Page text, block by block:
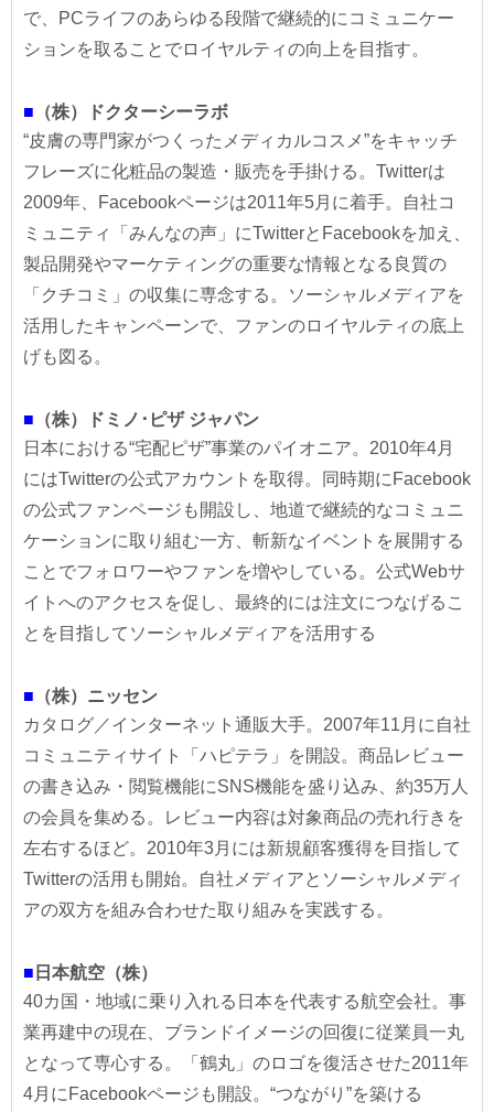
で、PCライフのあらゆる段階で継続的にコミュニケー
ションを取ることでロイヤルティの向上を目指す。
■ （株）ドクターシーラボ
“皮膚の専門家がつくったメディカルコスメ”をキャッチ
フレーズに化粧品の製造・販売を手掛ける。Twitterは
2009年、Facebookページは2011年5月に着手。自社コ
ミュニティ「みんなの声」にTwitterとFacebookを加え、
製品開発やマーケティングの重要な情報となる良質の
「クチコミ」の収集に専念する。ソーシャルメディアを
活用したキャンペーンで、ファンのロイヤルティの底上
げも図る。
■ （株）ドミノ･ピザ ジャパン
日本における“宅配ピザ”事業のパイオニア。2010年4月
にはTwitterの公式アカウントを取得。同時期にFacebook
の公式ファンページも開設し、地道で継続的なコミュニ
ケーションに取り組む一方、斬新なイベントを展開する
ことでフォロワーやファンを増やしている。公式Webサ
イトへのアクセスを促し、最終的には注文につなげるこ
とを目指してソーシャルメディアを活用する
■ （株）ニッセン
カタログ／インターネット通販大手。2007年11月に自社
コミュニティサイト「ハピテラ」を開設。商品レビュー
の書き込み・閲覧機能にSNS機能を盛り込み、約35万人
の会員を集める。レビュー内容は対象商品の売れ行きを
左右するほど。2010年3月には新規顧客獲得を目指して
Twitterの活用も開始。自社メディアとソーシャルメディ
アの双方を組み合わせた取り組みを実践する。
■ 日本航空（株）
40カ国・地域に乗り入れる日本を代表する航空会社。事
業再建中の現在、ブランドイメージの回復に従業員一丸
となって専心する。「鶴丸」のロゴを復活させた2011年
4月にFacebookページも開設。“つながり”を築ける